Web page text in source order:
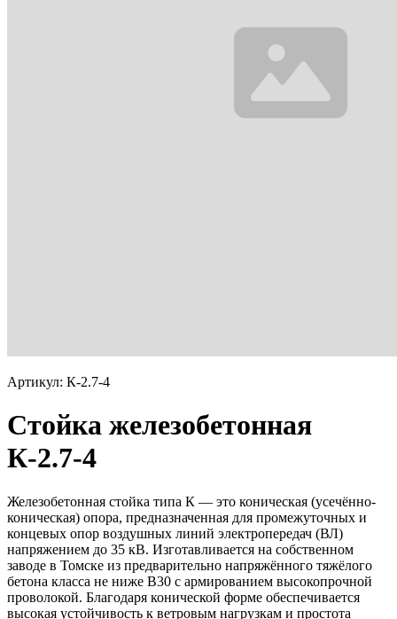
Артикул: К-2.7-4
Стойка железобетонная
К-2.7-4
Железобетонная стойка типа К — это коническая (усечённо-
коническая) опора, предназначенная для промежуточных и
концевых опор воздушных линий электропередач (ВЛ)
напряжением до 35 кВ. Изготавливается на собственном
заводе в Томске из предварительно напряжённого тяжёлого
бетона класса не ниже B30 с армированием высокопрочной
проволокой. Благодаря конической форме обеспечивается
высокая устойчивость к ветровым нагрузкам и простота